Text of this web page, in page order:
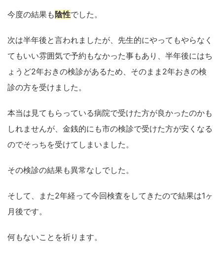
今度の結果も 陰性でした。
次は半年後と言われましたが、先生的にやってもやらなく
てもいい雰囲気で予約もなかった事もあり、半年後にはち
ょうど2年おきの検診があるため、そのまま2年おきの検
診の方を受けました。
本当は見てもらっている病院で受けた方が良かったのかも
しれませんが、金銭的にも市の検診で受けた方が安くなる
のでそっちを受けてしまいました。
その検診の結果も異常なしでした。
そして、また2年経って今回検査をしてきたので結果は1ヶ
月後です。
何もないことを祈ります。